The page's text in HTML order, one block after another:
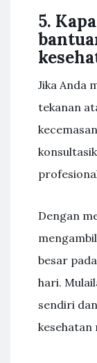
5.
Jika Anda
tekanan
Dengan
besar
hari.
sendiri
kesehatan